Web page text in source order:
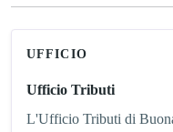
UFFICIO
Ufficio Tributi
L'Ufficio Tributi di